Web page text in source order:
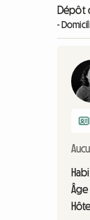
Dépôt
-
Âge